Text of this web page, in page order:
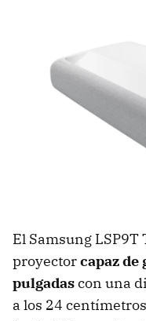
El Samsung
proyectorcapaz de
pulgadascon una
a los 24